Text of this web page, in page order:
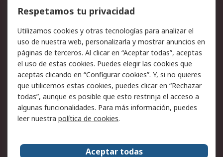
Cómo realizar pedidos
Devoluciones
Facturación y pago
Ofertas
Soporte técnico
Legal
Aviso legal
Política de privacidad -
Actualizada
Política sobre cookies
Seguridad de emails
Certificaciones de
Condiciones de venta
Respetamos tu privacidad
Utilizamos cookies y otras tecnologías para analizar el
uso de nuestra web, personalizarla y mostrar anuncios en
páginas de terceros. Al clicar en “Aceptar todas”, aceptas
el uso de estas cookies. Puedes elegir las cookies que
aceptas clicando en “Configurar cookies”. Y, si no quieres
que utilicemos estas cookies, puedes clicar en “Rechazar
todas”, aunque es posible que esto restrinja el acceso a
algunas funcionalidades. Para más información, puedes
leer nuestra política de cookies.
Aceptar todas